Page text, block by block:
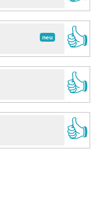
neu
👍
👍
👍